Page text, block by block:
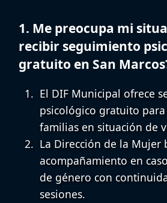
1. Me preocupa mi
recibir seguimiento
gratuito en San
El DIF Municipal ofrece
psicológico gratuito
familias en situación de
La Dirección de la Mujer
acompañamiento en
de género con
sesiones.